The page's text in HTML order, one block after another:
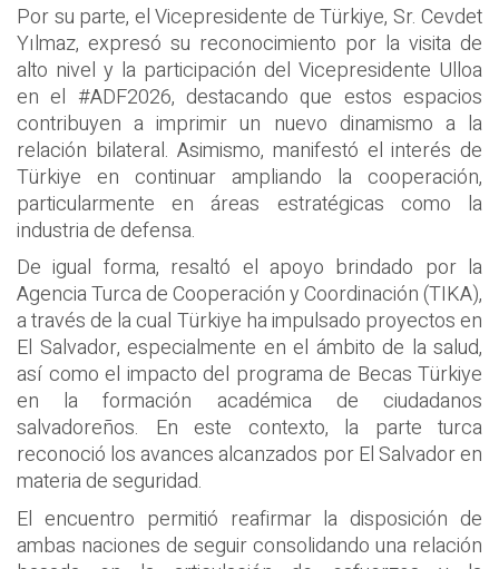
Por su parte, el Vicepresidente de Türkiye, Sr. Cevdet
Yılmaz, expresó su reconocimiento por la visita de
alto nivel y la participación del Vicepresidente Ulloa
en el #ADF2026, destacando que estos espacios
contribuyen a imprimir un nuevo dinamismo a la
relación bilateral. Asimismo, manifestó el interés de
Türkiye en continuar ampliando la cooperación,
particularmente en áreas estratégicas como la
industria de defensa.
De igual forma, resaltó el apoyo brindado por la
Agencia Turca de Cooperación y Coordinación (TIKA),
a través de la cual Türkiye ha impulsado proyectos en
El Salvador, especialmente en el ámbito de la salud,
así como el impacto del programa de Becas Türkiye
en la formación académica de ciudadanos
salvadoreños. En este contexto, la parte turca
reconoció los avances alcanzados por El Salvador en
materia de seguridad.
El encuentro permitió reafirmar la disposición de
ambas naciones de seguir consolidando una relación